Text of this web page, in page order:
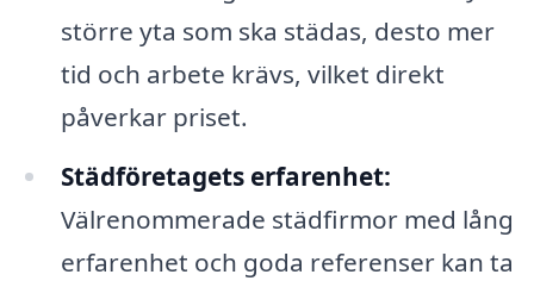
större yta som ska städas, desto mer
tid och arbete krävs, vilket direkt
påverkar priset.
Städföretagets erfarenhet:
Välrenommerade städfirmor med lång
erfarenhet och goda referenser kan ta